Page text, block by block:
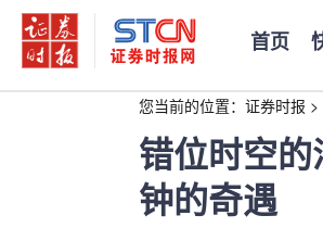
首页
您当前的位置： 证券时报 >
错位时空
钟的奇遇